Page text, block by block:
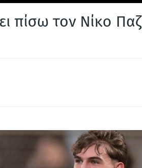
πίσω τον Νίκο Παζ